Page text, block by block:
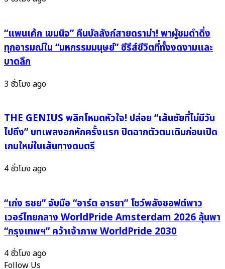
โดย
อัจฉ
ริยา
ทุก
คน
ที่
ไม่
ยอม
“แพนเค้ก เขมนิจ” คืนบัลลังก์สายดราม่า! พาผู้ชมดำดิ่ง
ทุกอารมณ์ใน “มหกรรมมนุษย์” ซีรีส์ชีวิตที่ทั้งงดงามและ
บาดลึก
3 ชั่วโมง ago
THE GENIUS พลิกโหมดหัวใจ! ปล่อย “เส้นชัยที่ไม่มีวัน
ไปถึง” บทเพลงอกหักครั้งแรก ปิดฉากตัวตนเดิมก่อนเปิด
เกมใหม่ในเส้นทางดนตรี
4 ชั่วโมง ago
“เก่ง ธชย” จับมือ “อาร์ต อารยา” โชว์พลังซอฟต์พาว
เวอร์ไทยกลาง WorldPride Amsterdam 2026 ลุ้นพา
“กรุงเทพฯ” คว้าเจ้าภาพ WorldPride 2030
4 ชั่วโมง ago
Follow Us